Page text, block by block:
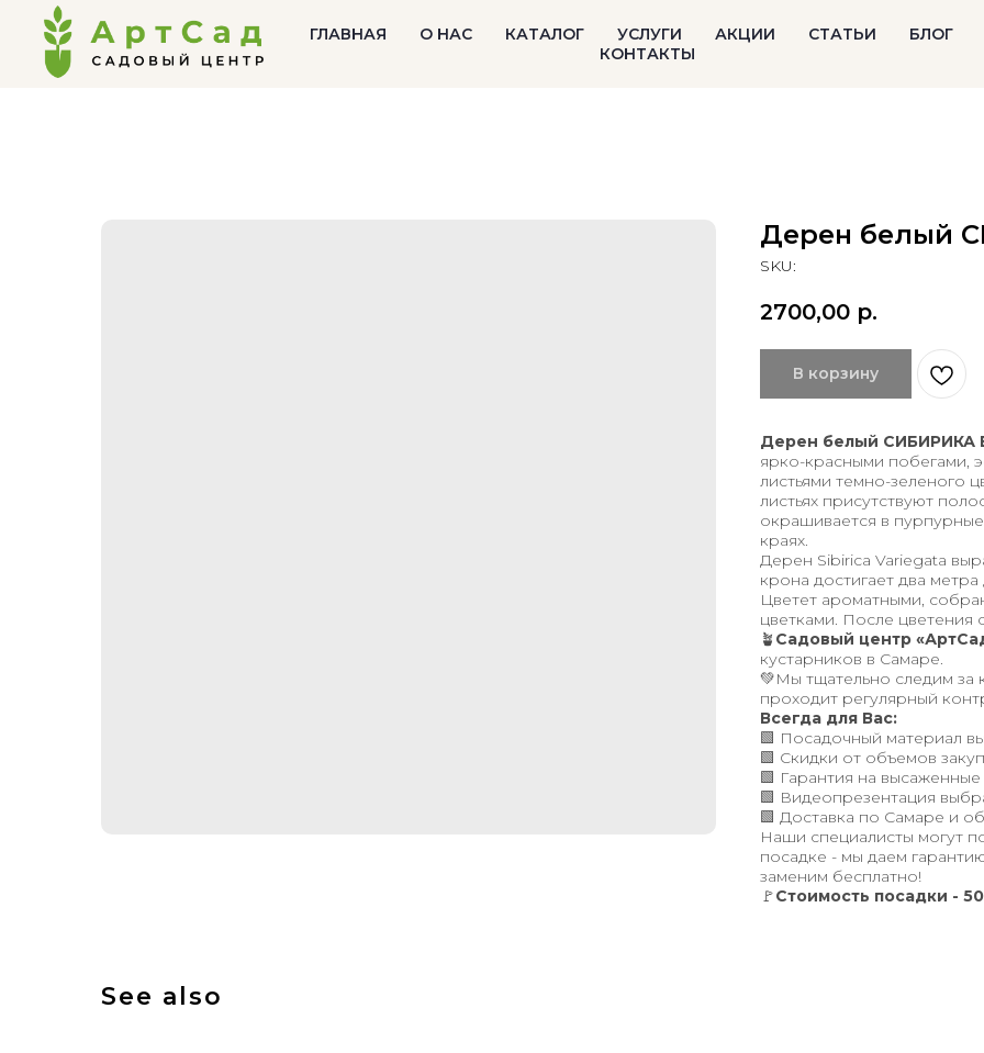
ГЛАВНАЯ О НАС КАТАЛОГ УСЛУГИ АКЦИИ СТАТЬИ
БЛОГ
КОНТАКТЫ
Дерен белый
SKU:
2700,00 р.
В корзину
Дерен белый СИБИРИКА
ярко-красными побегами,
листьями темно-зеленого
листьях присутствуют
окрашивается в
краях.
Дерен Sibirica Variegata
крона достигает два
Цветет ароматными,
цветками. После цветения
🪴 Садовый центр
кустарников в Самаре.
💚Мы тщательно следим за
проходит регулярный
Всегда для Вас:
🟩 Посадочный материал
🟩 Скидки от объемов
🟩 Гарантия на высаженные
🟩 Видеопрезентация
🟩 Доставка по Самаре и
Наши специалисты могут
посадке - мы даем
заменим бесплатно!
🚩Стоимость посадки -
See also